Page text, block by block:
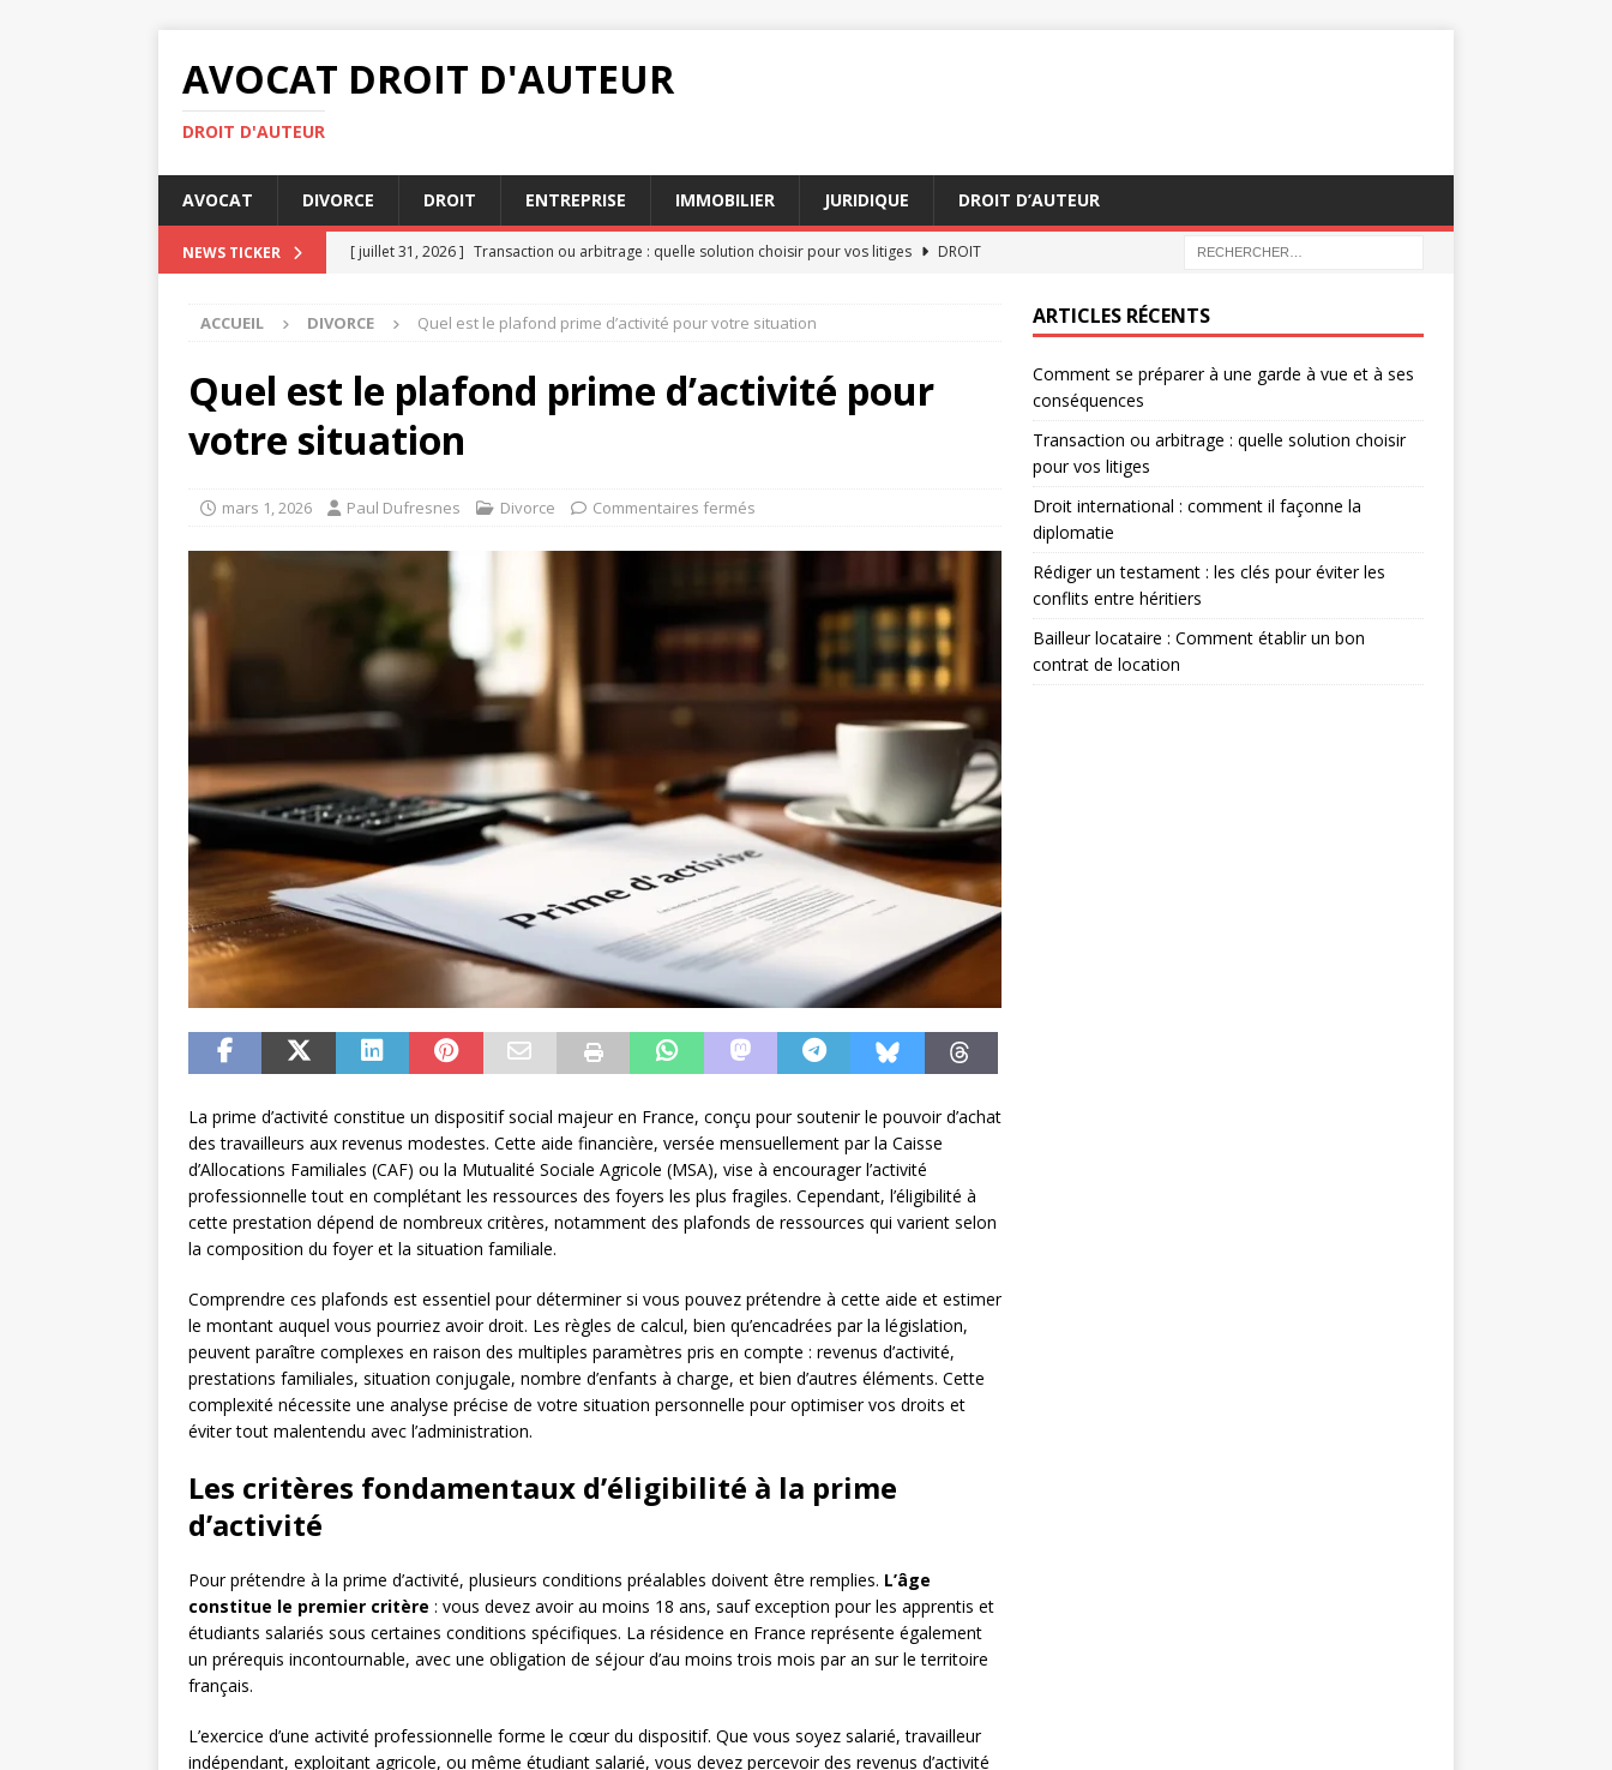
AVOCAT DROIT D'AUTEUR
DROIT D'AUTEUR
AVOCAT DIVORCE DROIT ENTREPRISE IMMOBILIER JURIDIQUE DROIT D’AUTEUR
NEWS TICKER [ juillet 31, 2026 ] Transaction ou arbitrage : quelle solution choisir pour vos litiges
DROIT
[ juillet 27, 2026 ] Rédiger un testament : les clés pour éviter les conflits entre héritiers
JURIDIQUE
[ juillet 26, 2026 ]
Bailleur locataire : Comment établir un bon contrat de location
IMMOBILIER
Comment se préparer à une garde à vue et à ses conséquences
ACCUEIL DIVORCE Quel est le plafond prime d’activité pour votre situation
Quel est le plafond prime d’activité pour
votre situation
mars 1, 2026 Paul Dufresnes Divorce Commentaires fermés
La prime d’activité constitue un dispositif social majeur en France, conçu pour soutenir le pouvoir d’achat
des travailleurs aux revenus modestes. Cette aide financière, versée mensuellement par la Caisse
d’Allocations Familiales (CAF) ou la Mutualité Sociale Agricole (MSA), vise à encourager l’activité
professionnelle tout en complétant les ressources des foyers les plus fragiles. Cependant, l’éligibilité à
cette prestation dépend de nombreux critères, notamment des plafonds de ressources qui varient selon
la composition du foyer et la situation familiale.
Comprendre ces plafonds est essentiel pour déterminer si vous pouvez prétendre à cette aide et estimer
le montant auquel vous pourriez avoir droit. Les règles de calcul, bien qu’encadrées par la législation,
peuvent paraître complexes en raison des multiples paramètres pris en compte : revenus d’activité,
prestations familiales, situation conjugale, nombre d’enfants à charge, et bien d’autres éléments. Cette
complexité nécessite une analyse précise de votre situation personnelle pour optimiser vos droits et
éviter tout malentendu avec l’administration.
Les critères fondamentaux d’éligibilité à la prime
d’activité
Pour prétendre à la prime d’activité, plusieurs conditions préalables doivent être remplies. L’âge
constitue le premier critère : vous devez avoir au moins 18 ans, sauf exception pour les apprentis et
étudiants salariés sous certaines conditions spécifiques. La résidence en France représente également
un prérequis incontournable, avec une obligation de séjour d’au moins trois mois par an sur le territoire
français.
L’exercice d’une activité professionnelle forme le cœur du dispositif. Que vous soyez salarié, travailleur
indépendant, exploitant agricole, ou même étudiant salarié, vous devez percevoir des revenus d’activité
ARTICLES RÉCENTS
Comment se préparer à une garde à vue et à ses
conséquences
Transaction ou arbitrage : quelle solution choisir
pour vos litiges
Droit international : comment il façonne la
diplomatie
Rédiger un testament : les clés pour éviter les
conflits entre héritiers
Bailleur locataire : Comment établir un bon
contrat de location